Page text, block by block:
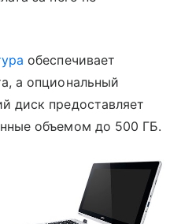
обеспечивает
а опциональный
диск предоставляет
объемом до 500 ГБ.